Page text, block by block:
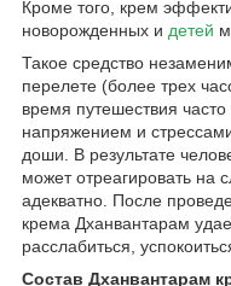
Кроме того, крем
новорожденных и детей
Такое средство
перелете (более трех
время путешествия часто
напряжением и
доши. В результате
может отреагировать на
адекватно. После
крема Дханвантарам
расслабиться,
Состав Дханвантарам